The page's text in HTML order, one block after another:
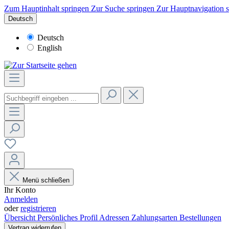
Zum Hauptinhalt springen Zur Suche springen Zur Hauptnavigation
Deutsch
Deutsch
English
Menü schließen
Ihr Konto
Anmelden
oderregistrieren
Übersicht Persönliches Profil Adressen Zahlungsarten Bestellungen